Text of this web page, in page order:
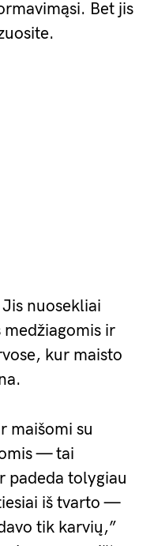
Bet jis
nuosekliai
ir
kur maisto
maišomi su
— tai
padeda tolygiau
iš tvarto —
tik karvių,”